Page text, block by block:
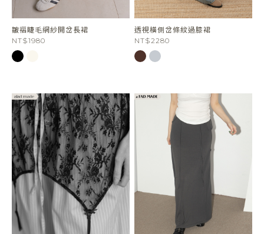
皺褶睫毛網紗開岔長裙
NT$1980
透視橫側岔條紋過膝裙
NT$2280